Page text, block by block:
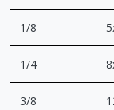
1/8
1/4
3/8